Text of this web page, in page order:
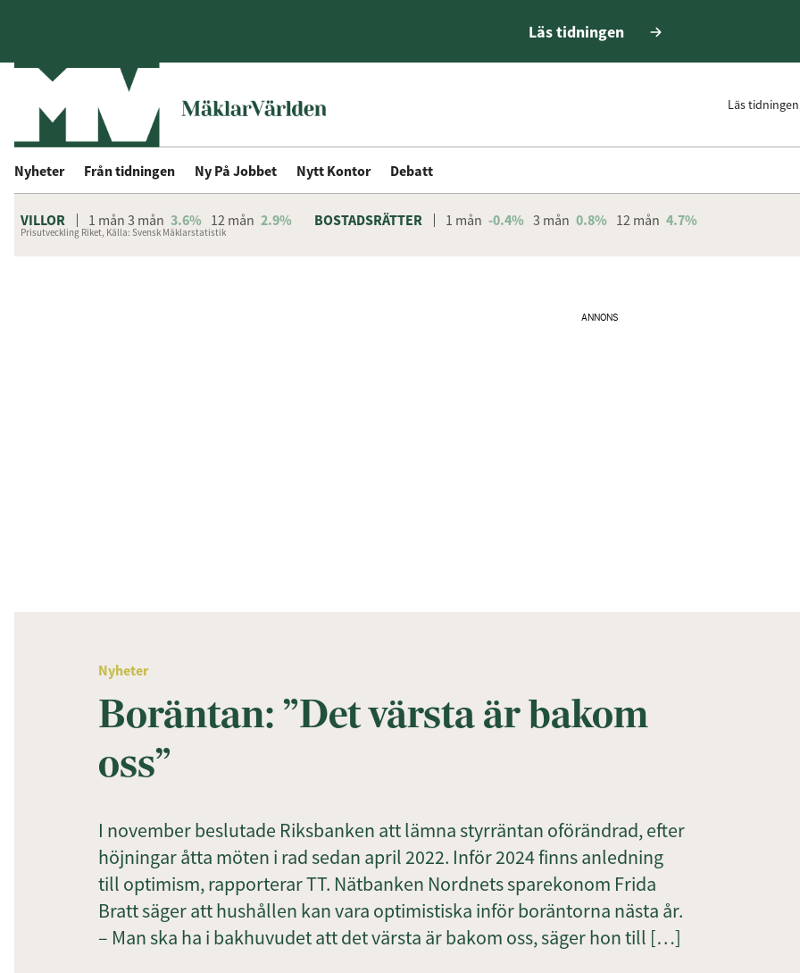
Läs tidningen
Läs tidningen
Nyheter Från tidningen Ny På Jobbet Nytt Kontor Debatt
VILLOR 1 mån 3 mån 3.6% 12 mån 2.9% BOSTADSRÄTTER 1 mån -0.4% 3 mån 0.8% 12 mån 4.7%
Prisutveckling Riket, Källa: Svensk Mäklarstatistik
ANNONS
Nyheter
Boräntan: ”Det värsta är bakom
oss”
I november beslutade Riksbanken att lämna styrräntan oförändrad, efter
höjningar åtta möten i rad sedan april 2022. Inför 2024 finns anledning
till optimism, rapporterar TT. Nätbanken Nordnets sparekonom Frida
Bratt säger att hushållen kan vara optimistiska inför boräntorna nästa år.
– Man ska ha i bakhuvudet att det värsta är bakom oss, säger hon till […]